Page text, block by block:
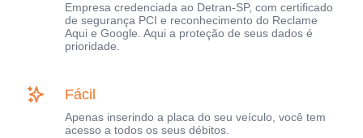
Empresa credenciada ao Detran-SP, com certificado
de segurança PCI e reconhecimento do Reclame
Aqui e Google. Aqui a proteção de seus dados é
prioridade.
Fácil
Apenas inserindo a placa do seu veículo, você tem
acesso a todos os seus débitos.